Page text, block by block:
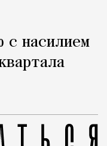
с насилием